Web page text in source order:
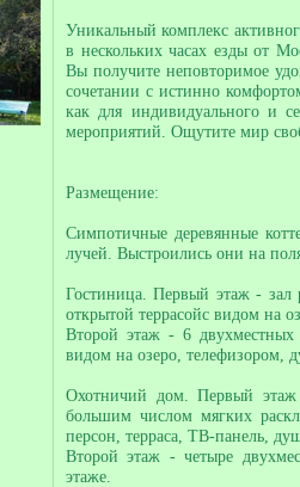
Уникальный комплекс
в нескольких часах езды от
Вы получите неповторимое
сочетании с истинно
как для индивидуального и
мероприятий. Ощутите мир
Размещение:
Симпотичные деревянные
лучей. Выстроились они на
Гостиница. Первый этаж -
открытой террасойс видом на
Второй этаж - 6
видом на озеро, телефизором,
Охотничий дом. Первый
большим числом мягких
персон, терраса, ТВ-панель,
Второй этаж - четыре
этаже.